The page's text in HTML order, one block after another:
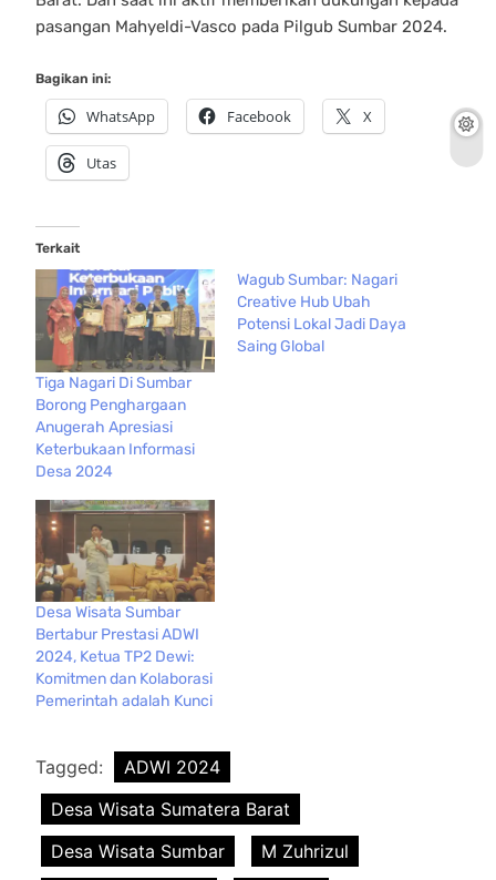
pasangan Mahyeldi-Vasco pada Pilgub Sumbar 2024.
Bagikan ini:
WhatsApp Facebook X
Utas
Terkait
Tiga Nagari Di Sumbar
Borong Penghargaan
Anugerah Apresiasi
Keterbukaan Informasi
Desa 2024
Wagub Sumbar: Nagari
Creative Hub Ubah
Potensi Lokal Jadi Daya
Saing Global
Desa Wisata Sumbar
Bertabur Prestasi ADWI
2024, Ketua TP2 Dewi:
Komitmen dan Kolaborasi
Pemerintah adalah Kunci
Tagged:
ADWI 2024
Desa Wisata Sumatera Barat
Desa Wisata Sumbar
M Zuhrizul